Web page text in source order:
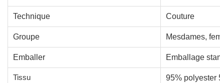
Technique Couture
Groupe Mesdames,
Emballer Emballage
Tissu 95% polyester